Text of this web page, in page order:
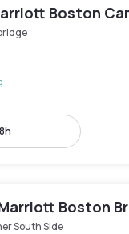
Boston
Boston
South Side